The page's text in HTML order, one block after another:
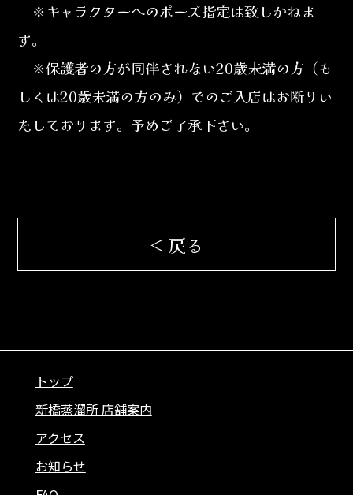
※キャラクターへのポーズ指定は致しかねま
す。
※保護者の方が同伴されない20歳未満の方（も
しくは20歳未満の方のみ）でのご入店はお断りい
たしております。予めご了承下さい。
< 戻る
トップ
新橋蒸溜所 店舗案内
アクセス
お知らせ